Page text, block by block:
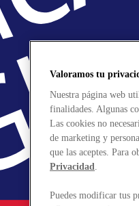
Valoramos tu
Nuestra página web
finalidades. Algunas
Las cookies no
de marketing y
que las aceptes. Para
Privacidad.
Puedes modificar tus